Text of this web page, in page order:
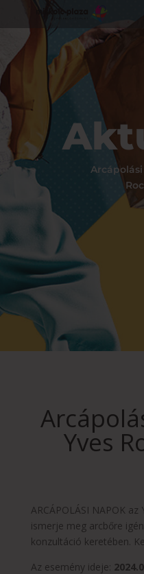
Yves
ARCÁPOLÁSI NAPOK
ismerje meg arcbőre
konzultáció keretében.
Az esemény ideje: